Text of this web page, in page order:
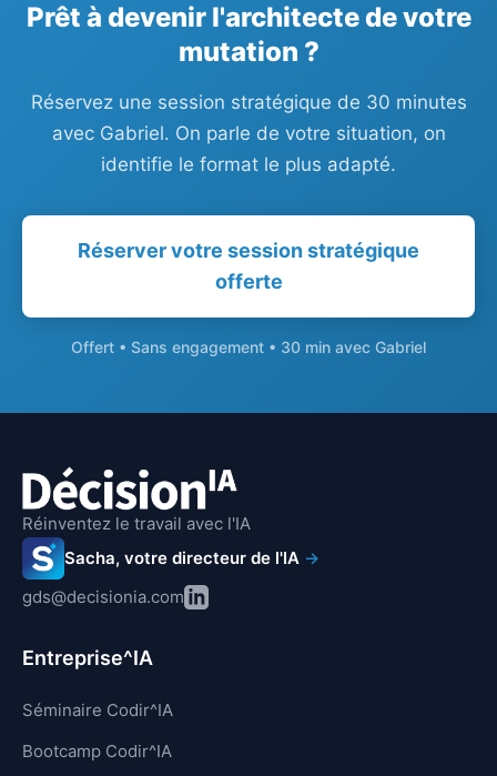
Prêt à devenir l'architecte de votre
mutation ?
Réservez une session stratégique de 30 minutes
avec Gabriel. On parle de votre situation, on
identifie le format le plus adapté.
Réserver votre session stratégique
offerte
Offert • Sans engagement • 30 min avec Gabriel
Réinventez le travail avec l'IA
Sacha, votre directeur de l'IA →
gds@decisionia.com
Entreprise^IA
Séminaire Codir^IA
Bootcamp Codir^IA